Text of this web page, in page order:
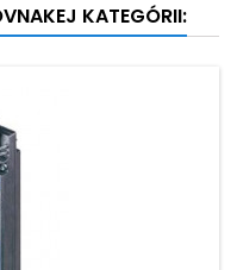
KATEGÓRII: